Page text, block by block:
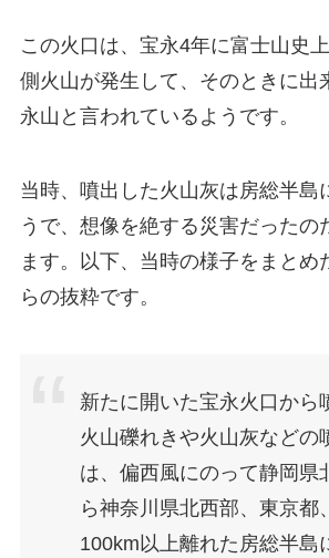
この火口は、宝永4年に富士山史
側火山が発生して、そのときに出
永山と言われているようです。
当時、噴出した火山灰は房総半島
うで、想像を絶する災害だったの
ます。以下、当時の様子をまとめ
らの抜粋です。
新たに開いた宝永火口から
火山礫れきや火山灰などの
は、偏西風にのって静岡県
ら神奈川県北西部、東京都
100km以上離れた房総半島